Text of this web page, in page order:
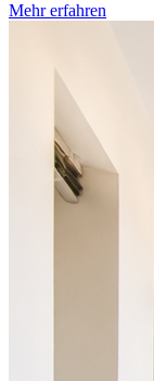
Mehr erfahren